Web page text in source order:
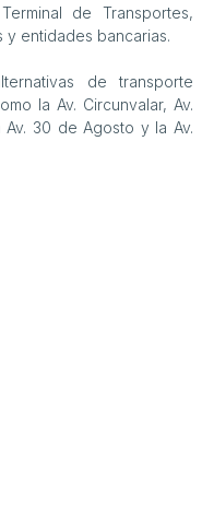
de Transportes,
y entidades bancarias.
de transporte
la Av. Circunvalar, Av.
Av. 30 de Agosto y la Av.